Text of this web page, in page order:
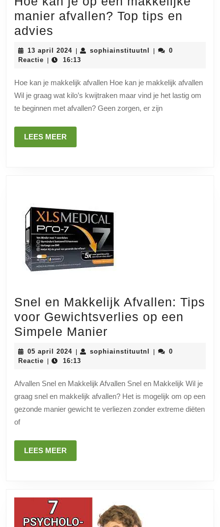
manier afvallen? Top tips en
advies
kan
je
een
makkelijke
afvallen?
Top
13 april 202413
april
sophiainstituutnl sophiainstituutnl
0
Reactie
16:13
Hoe kan je makkelijk afvallen Hoe kan je makkelijk afvallen
Wil je graag wat kilo’s kwijtraken maar vind je het lastig om
te beginnen met afvallen? Geen zorgen, er zijn
LEES MEER
MEER
Snel en Makkelijk Afvallen: Tips
voor Gewichtsverlies op een
Simpele Manier
en
Tips
voor
05 april 202405
april
sophiainstituutnl sophiainstituutnl
0
Reactie
16:13
Afvallen Snel en Makkelijk Afvallen Snel en Makkelijk Wil je
graag snel en makkelijk afvallen? Het is mogelijk om op een
gezonde manier gewicht te verliezen zonder extreme diëten
of
LEES MEER
MEER